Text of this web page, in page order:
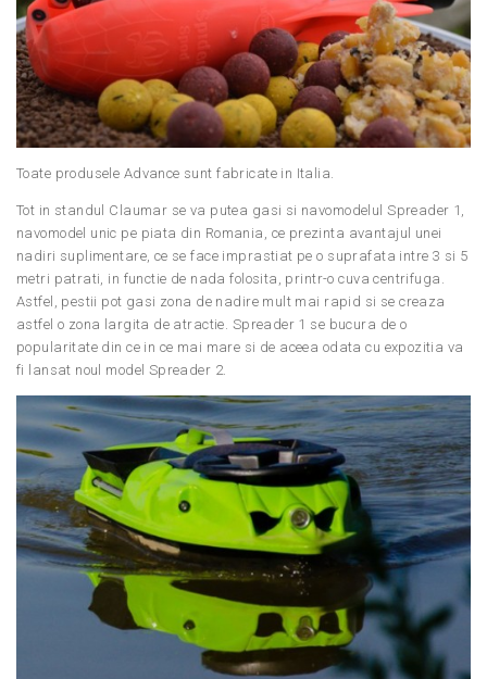
Toate produsele Advance sunt fabricate in Italia.
Tot in standul Claumar se va putea gasi si navomodelul Spreader 1,
navomodel unic pe piata din Romania, ce prezinta avantajul unei
nadiri suplimentare, ce se face imprastiat pe o suprafata intre 3 si 5
metri patrati, in functie de nada folosita, printr-o cuva centrifuga.
Astfel, pestii pot gasi zona de nadire mult mai rapid si se creaza
astfel o zona largita de atractie. Spreader 1 se bucura de o
popularitate din ce in ce mai mare si de aceea odata cu expozitia va
fi lansat noul model Spreader 2.